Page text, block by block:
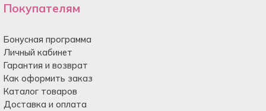
Покупателям
Бонусная программа
Личный кабинет
Гарантия и возврат
Как оформить заказ
Каталог товаров
Доставка и оплата